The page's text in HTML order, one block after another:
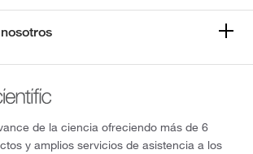
de la ciencia ofreciendo más de 6
y amplios servicios de asistencia a los